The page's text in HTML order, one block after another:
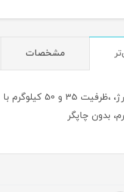
مشخصات
باتری قابل شارژ، ،ظرفیت 35 و 50 کیلوگرم با